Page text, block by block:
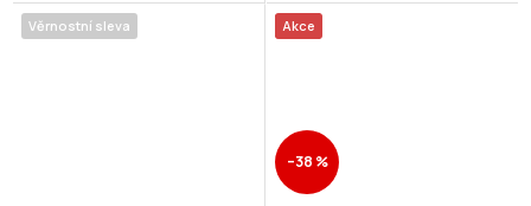
Věrnostní sleva Akce
–38 %